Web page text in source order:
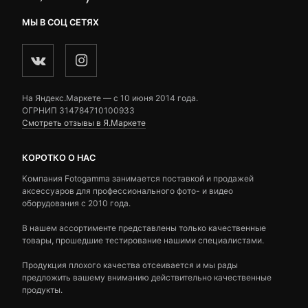
МЫ В СОЦ СЕТЯХ
На Яндекс.Маркете — c 10 июня 2014 года.
ОГРНИП 314784710100933
Смотреть отзывы в Я.Маркете
КОРОТКО О НАС
Компания Fotogamma занимается поставкой и продажей
аксессуаров для профессионального фото- и видео
оборудования с 2010 года.
В нашем ассортименте представлены только качественные
товары, прошедшие тестирование нашими специалистами.
Продукция плохого качества отсеивается и мы рады
предложить вашему вниманию действительно качественные
продукты.